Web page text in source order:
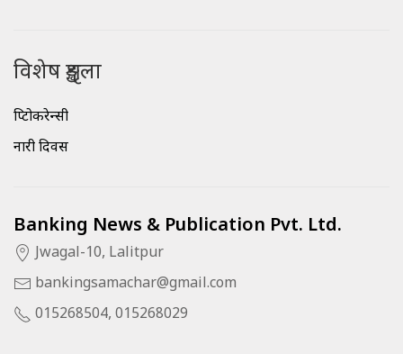
विशेष शृङ्खला
क्रिप्टोकरेन्सी
नारी दिवस
Banking News & Publication Pvt. Ltd.
Jwagal-10, Lalitpur
bankingsamachar@gmail.com
015268504, 015268029